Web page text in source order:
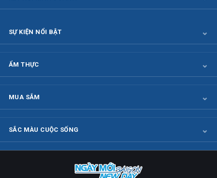
SỰ KIỆN NỔI BẬT
ẨM THỰC
MUA SẮM
SẮC MÀU CUỘC SỐNG